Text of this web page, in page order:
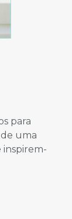
para
uma
inspirem-